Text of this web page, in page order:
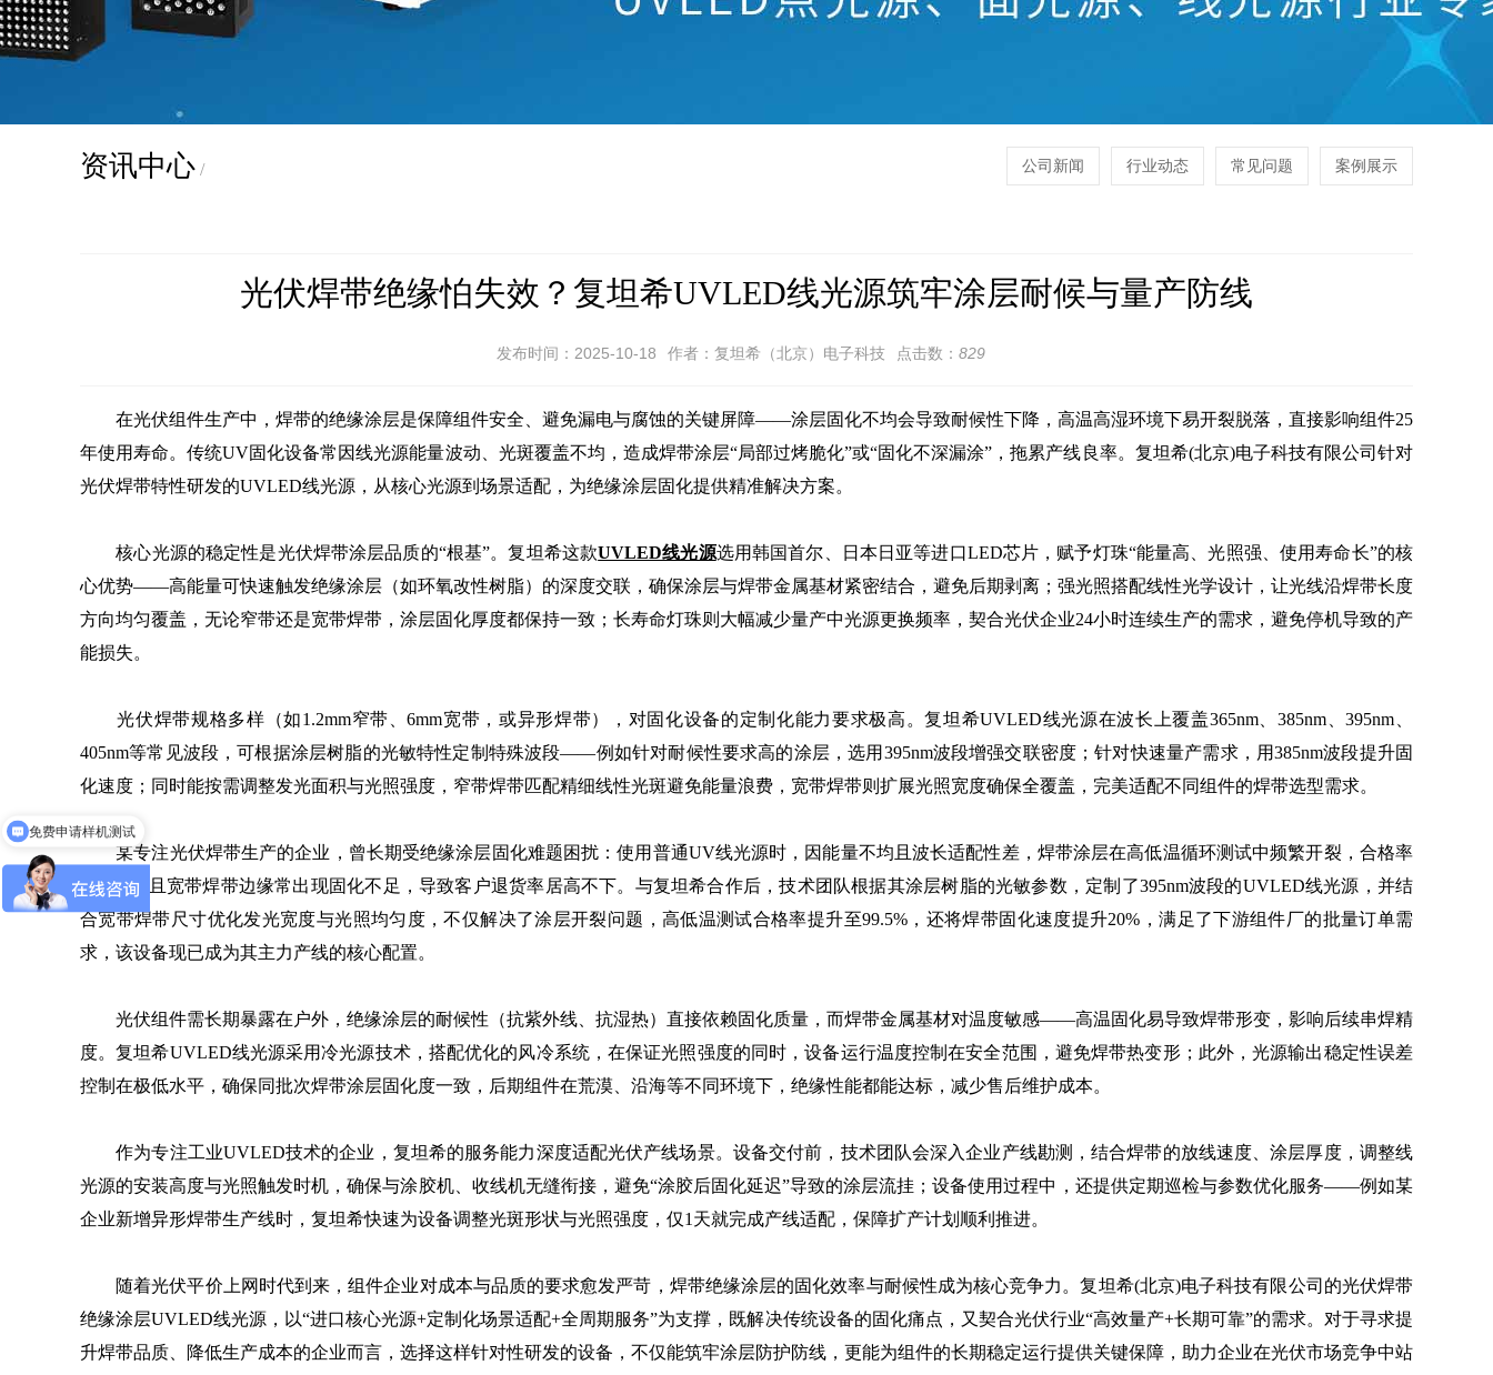
资讯中心 / 公司新闻 行业动态 常见问题 案例展示
光伏焊带绝缘怕失效？复坦希UVLED线光源筑牢涂层耐候与量产防线
发布时间：2025-10-18 作者：复坦希（北京）电子科技 点击数： 829
在光伏组件生产中，焊带的绝缘涂层是保障组件安全、避免漏电与腐蚀的关键屏障——涂层固化不均会导致耐候性下降，高温高湿环境下易开裂脱落，直接影响组件25
年使用寿命。传统UV固化设备常因线光源能量波动、光斑覆盖不均，造成焊带涂层“局部过烤脆化”或“固化不深漏涂”，拖累产线良率。复坦希(北京)电子科技有限公司针对
光伏焊带特性研发的UVLED线光源，从核心光源到场景适配，为绝缘涂层固化提供精准解决方案。
核心光源的稳定性是光伏焊带涂层品质的“根基”。复坦希这款UVLED线光源选用韩国首尔、日本日亚等进口LED芯片，赋予灯珠“能量高、光照强、使用寿命长”的核
心优势——高能量可快速触发绝缘涂层（如环氧改性树脂）的深度交联，确保涂层与焊带金属基材紧密结合，避免后期剥离；强光照搭配线性光学设计，让光线沿焊带长度
方向均匀覆盖，无论窄带还是宽带焊带，涂层固化厚度都保持一致；长寿命灯珠则大幅减少量产中光源更换频率，契合光伏企业24小时连续生产的需求，避免停机导致的产
能损失。
光伏焊带规格多样（如1.2mm窄带、6mm宽带，或异形焊带），对固化设备的定制化能力要求极高。复坦希UVLED线光源在波长上覆盖365nm、385nm、395nm、
405nm等常见波段，可根据涂层树脂的光敏特性定制特殊波段——例如针对耐候性要求高的涂层，选用395nm波段增强交联密度；针对快速量产需求，用385nm波段提升固
化速度；同时能按需调整发光面积与光照强度，窄带焊带匹配精细线性光斑避免能量浪费，宽带焊带则扩展光照宽度确保全覆盖，完美适配不同组件的焊带选型需求。
某专注光伏焊带生产的企业，曾长期受绝缘涂层固化难题困扰：使用普通UV线光源时，因能量不均且波长适配性差，焊带涂层在高低温循环测试中频繁开裂，合格率
仅83%，且宽带焊带边缘常出现固化不足，导致客户退货率居高不下。与复坦希合作后，技术团队根据其涂层树脂的光敏参数，定制了395nm波段的UVLED线光源，并结
合宽带焊带尺寸优化发光宽度与光照均匀度，不仅解决了涂层开裂问题，高低温测试合格率提升至99.5%，还将焊带固化速度提升20%，满足了下游组件厂的批量订单需
求，该设备现已成为其主力产线的核心配置。
光伏组件需长期暴露在户外，绝缘涂层的耐候性（抗紫外线、抗湿热）直接依赖固化质量，而焊带金属基材对温度敏感——高温固化易导致焊带形变，影响后续串焊精
度。复坦希UVLED线光源采用冷光源技术，搭配优化的风冷系统，在保证光照强度的同时，设备运行温度控制在安全范围，避免焊带热变形；此外，光源输出稳定性误差
控制在极低水平，确保同批次焊带涂层固化度一致，后期组件在荒漠、沿海等不同环境下，绝缘性能都能达标，减少售后维护成本。
作为专注工业UVLED技术的企业，复坦希的服务能力深度适配光伏产线场景。设备交付前，技术团队会深入企业产线勘测，结合焊带的放线速度、涂层厚度，调整线
光源的安装高度与光照触发时机，确保与涂胶机、收线机无缝衔接，避免“涂胶后固化延迟”导致的涂层流挂；设备使用过程中，还提供定期巡检与参数优化服务——例如某
企业新增异形焊带生产线时，复坦希快速为设备调整光斑形状与光照强度，仅1天就完成产线适配，保障扩产计划顺利推进。
随着光伏平价上网时代到来，组件企业对成本与品质的要求愈发严苛，焊带绝缘涂层的固化效率与耐候性成为核心竞争力。复坦希(北京)电子科技有限公司的光伏焊带
绝缘涂层UVLED线光源，以“进口核心光源+定制化场景适配+全周期服务”为支撑，既解决传统设备的固化痛点，又契合光伏行业“高效量产+长期可靠”的需求。对于寻求提
升焊带品质、降低生产成本的企业而言，选择这样针对性研发的设备，不仅能筑牢涂层防护防线，更能为组件的长期稳定运行提供关键保障，助力企业在光伏市场竞争中站
免费申请样机测试